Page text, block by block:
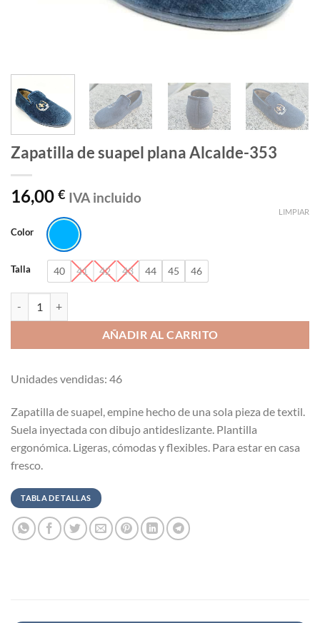
Zapatilla de suapel plana Alcalde-353
16,00 € IVA incluido
Color
Talla 40 41 42 43 44 45 46
LIMPIAR
AÑADIR AL CARRITO
Unidades vendidas: 46
Zapatilla de suapel, empine hecho de una sola pieza de textil.
Suela inyectada con dibujo antideslizante. Plantilla
ergonómica. Ligeras, cómodas y flexibles. Para estar en casa
fresco.
TABLA DE TALLAS